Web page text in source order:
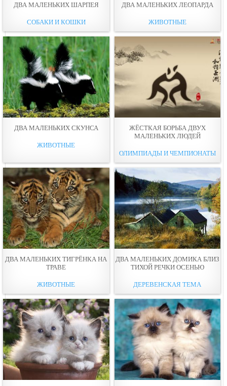
ДВА МАЛЕНЬКИХ ШАРПЕЯ
СОБАКИ И КОШКИ
ДВА МАЛЕНЬКИХ ЛЕОПАРДА
ЖИВОТНЫЕ
ДВА МАЛЕНЬКИХ СКУНСА
ЖИВОТНЫЕ
ЖЁСТКАЯ БОРЬБА ДВУХ
МАЛЕНЬКИХ ЛЮДЕЙ
ОЛИМПИАДЫ И ЧЕМПИОНАТЫ
ДВА МАЛЕНЬКИХ ТИГРЁНКА НА
ТРАВЕ
ЖИВОТНЫЕ
ДВА МАЛЕНЬКИХ ДОМИКА БЛИЗ
ТИХОЙ РЕЧКИ ОСЕНЬЮ
ДЕРЕВЕНСКАЯ ТЕМА